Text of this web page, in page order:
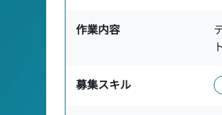
作業内容
募集スキル